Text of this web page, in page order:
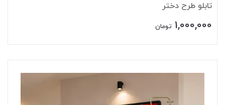
تابلو طرح دختر
1,000,000 تومان